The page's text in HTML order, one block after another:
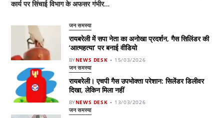
कार्य पर सिंचाई विभाग के अफसर गंभीर…
जन समस्या
रायबरेली में सपा नेता का अनोखा प्रदर्शन, गैस सिलिंडर की
‘आत्महत्या’ पर बनाई वीडियो
BYNEWS DESK 15/03/2026
जन समस्या
रायबरेली। एचपी गैस उपभोक्ता परेशान: सिलेंडर डिलीवर
दिखा, लेकिन मिला नहीं
BYNEWS DESK 13/03/2026
जन समस्या